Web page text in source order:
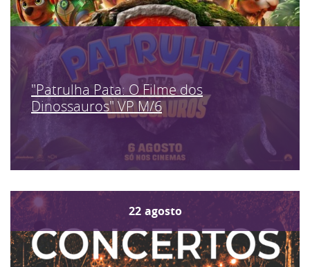
"Patrulha Pata: O Filme dos
Dinossauros" VP M/6
22 agosto